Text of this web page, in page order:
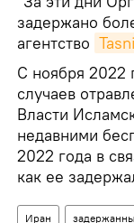
задержано
агентство
С ноября 2022
случаев
Власти
недавними
2022 года в
как ее
Иран